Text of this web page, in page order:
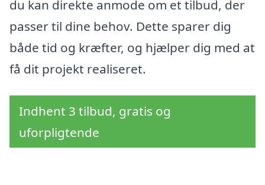
du kan direkte anmode om et tilbud, der
passer til dine behov. Dette sparer dig
både tid og kræfter, og hjælper dig med at
få dit projekt realiseret.
Indhent 3 tilbud, gratis og
uforpligtende